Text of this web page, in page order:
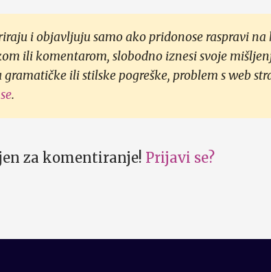
i objavljuju samo ako pridonose raspravi
ili komentarom, slobodno iznesi svoje
ili stilske pogreške, problem s web
.
za komentiranje! Prijavi se?